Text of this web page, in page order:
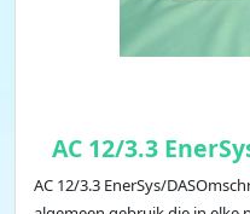
AC 12/3.3
AC 12/3.3 EnerSys/